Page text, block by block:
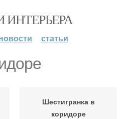
ИНТЕРЬЕРА
статьи
Шестигранка в
коридоре